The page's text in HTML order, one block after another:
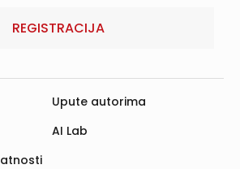
REGISTRACIJA
Upute autorima
AI Lab